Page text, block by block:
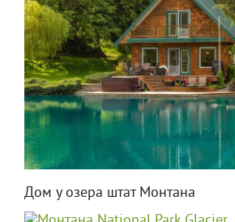
Дом у озера штат Монтана